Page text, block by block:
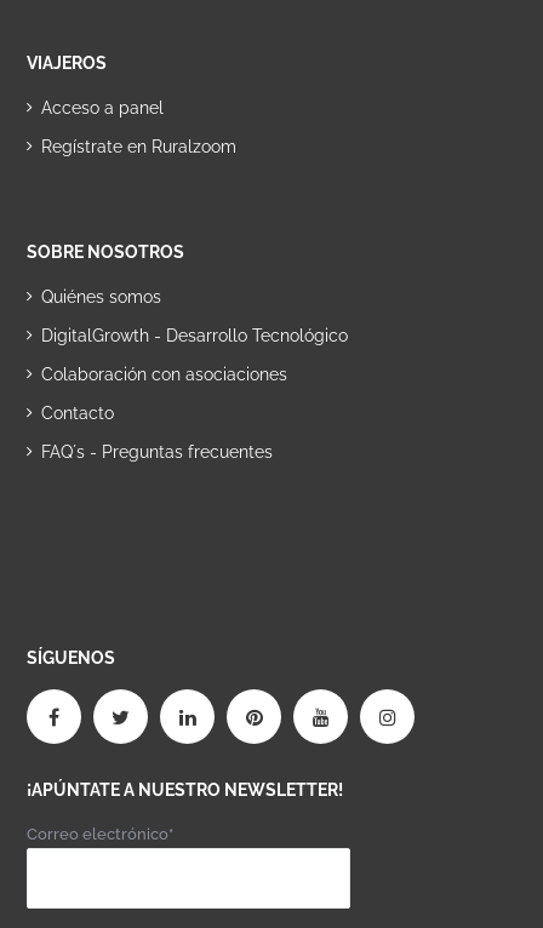
VIAJEROS
Acceso a panel
Regístrate en Ruralzoom
SOBRE NOSOTROS
Quiénes somos
DigitalGrowth - Desarrollo Tecnológico
Colaboración con asociaciones
Contacto
FAQ´s - Preguntas frecuentes
SÍGUENOS
¡APÚNTATE A NUESTRO NEWSLETTER!
Correo electrónico*